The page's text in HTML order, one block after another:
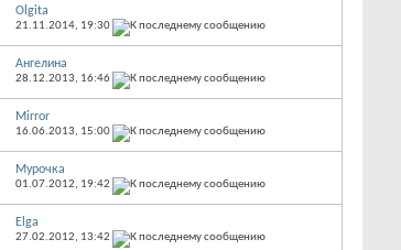
Olgita
21.11.2014, 19:30
Ангелина
28.12.2013, 16:46
Mirror
16.06.2013, 15:00
Мурочка
01.07.2012, 19:42
Elga
27.02.2012, 13:42